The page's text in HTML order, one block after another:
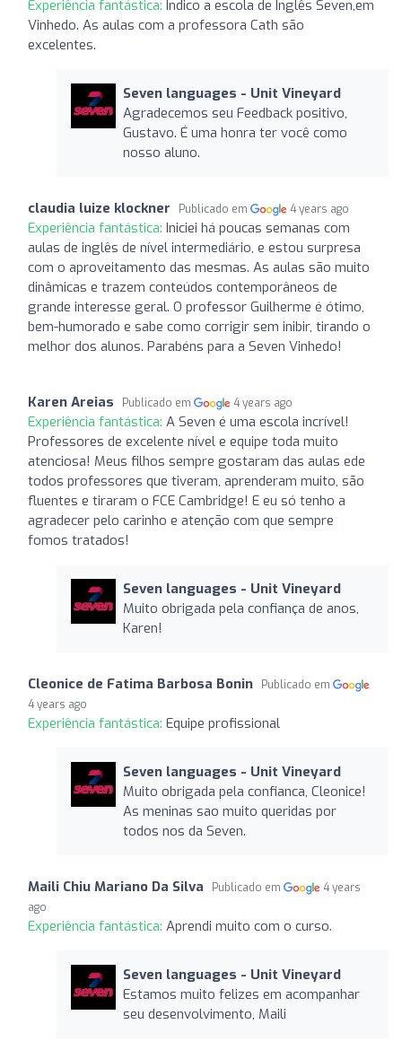
Experiência fantástica: Indico a escola de Inglês Seven,em
Vinhedo. As aulas com a professora Cath são
excelentes.
Seven languages ​​- Unit Vineyard
Agradecemos seu Feedback positivo,
Gustavo. É uma honra ter você como
nosso aluno.
claudia luize klockner Publicado em 4 years ago
Experiência fantástica: Iniciei há poucas semanas com
aulas de inglês de nível intermediário, e estou surpresa
com o aproveitamento das mesmas. As aulas são muito
dinâmicas e trazem conteúdos contemporâneos de
grande interesse geral. O professor Guilherme é ótimo,
bem-humorado e sabe como corrigir sem inibir, tirando o
melhor dos alunos. Parabéns para a Seven Vinhedo!
Karen Areias Publicado em 4 years ago
Experiência fantástica: A Seven é uma escola incrível!
Professores de excelente nível e equipe toda muito
atenciosa! Meus filhos sempre gostaram das aulas ede
todos professores que tiveram, aprenderam muito, são
fluentes e tiraram o FCE Cambridge! E eu só tenho a
agradecer pelo carinho e atenção com que sempre
fomos tratados!
Seven languages ​​- Unit Vineyard
Muito obrigada pela confiança de anos,
Karen!
Cleonice de Fatima Barbosa Bonin
Publicado em
4 years ago
Experiência fantástica: Equipe profissional
Seven languages ​​- Unit Vineyard
Muito obrigada pela confianca, Cleonice!
As meninas sao muito queridas por
todos nos da Seven.
Maili Chiu Mariano Da Silva Publicado em
4 years
ago
Experiência fantástica: Aprendi muito com o curso.
Seven languages ​​- Unit Vineyard
Estamos muito felizes em acompanhar
seu desenvolvimento, Maili